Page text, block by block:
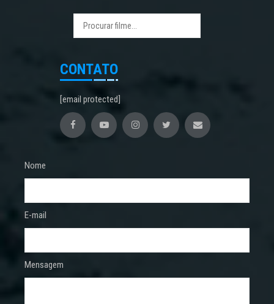
CONTATO
[email protected]
Nome
E-mail
Mensagem